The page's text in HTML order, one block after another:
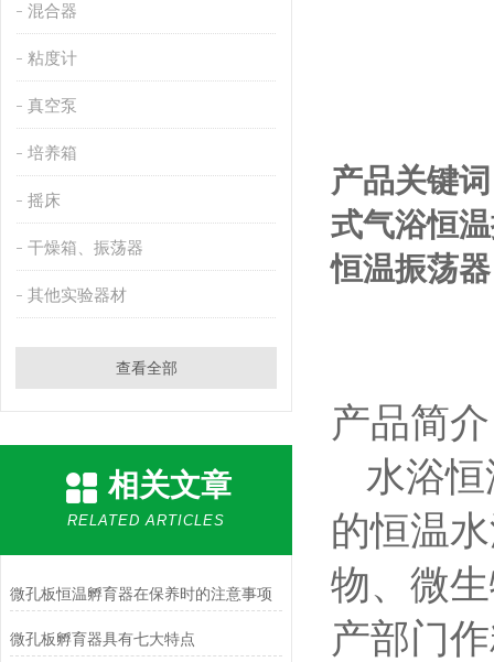
混合器
粘度计
真空泵
培养箱
摇床
干燥箱、振荡器
其他实验器材
查看全部
相关文章
RELATED ARTICLES
微孔板恒温孵育器在保养时的注意事项
微孔板孵育器具有七大特点
产品关键
式气浴恒
恒温振荡器
产品简介
水浴
的恒温
物、微
产部门